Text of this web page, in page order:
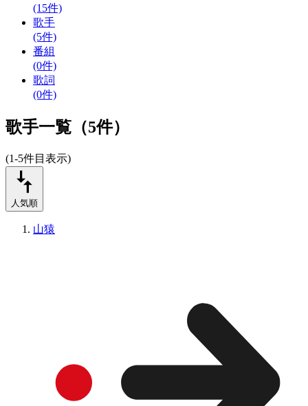
(15件)
歌手
(5件)
番組
(0件)
歌詞
(0件)
歌手一覧（5件）
(1-5件目表示)
人気順
山猿